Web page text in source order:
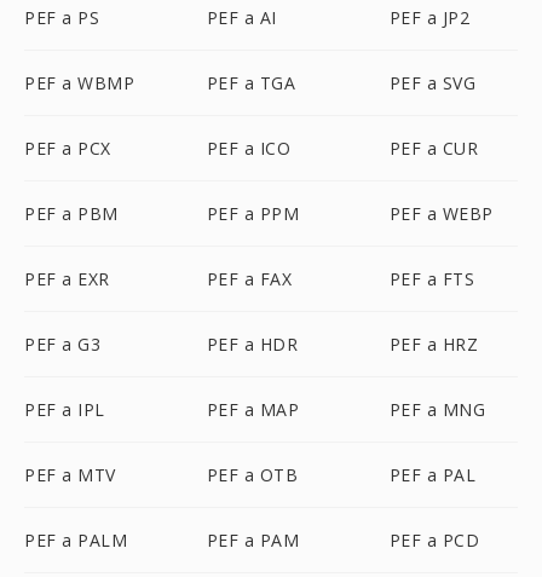
PEF a PS PEF a AI PEF a JP2
PEF a WBMP PEF a TGA PEF a SVG
PEF a PCX PEF a ICO PEF a CUR
PEF a PBM PEF a PPM PEF a WEBP
PEF a EXR PEF a FAX PEF a FTS
PEF a G3 PEF a HDR PEF a HRZ
PEF a IPL PEF a MAP PEF a MNG
PEF a MTV PEF a OTB PEF a PAL
PEF a PALM PEF a PAM PEF a PCD